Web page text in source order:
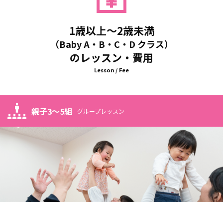
1歳以上～2歳未満
（Baby A・B・C・D クラス）
のレッスン・費用
Lesson / Fee
グループレッスン
親子3～5組